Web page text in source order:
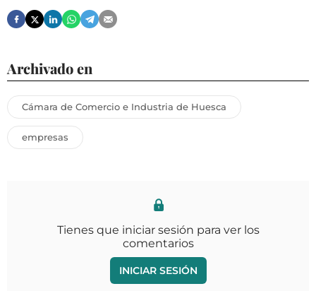
Archivado en
Cámara de Comercio e Industria de Huesca
empresas
Tienes que iniciar sesión para ver los
comentarios
INICIAR SESIÓN